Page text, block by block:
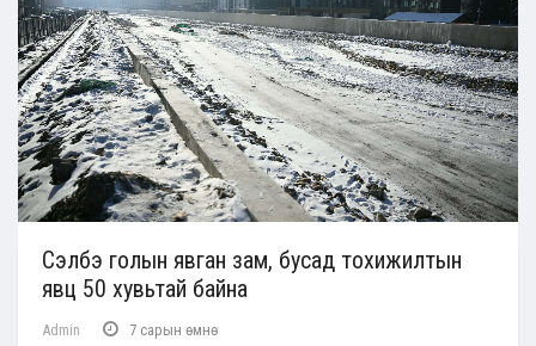
Сэлбэ голын явган зам, бусад тохижилтын
явц 50 хувьтай байна
Admin 7 сарын өмнө